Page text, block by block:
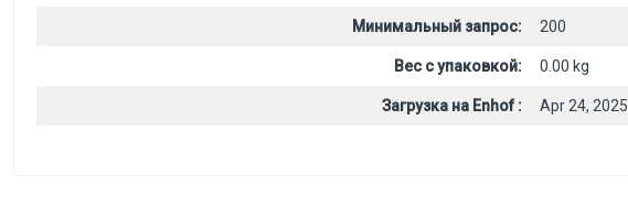
Минимальный запрос: 200
Вес с упаковкой: 0.00 kg
Загрузка на Enhof : Apr 24, 2025